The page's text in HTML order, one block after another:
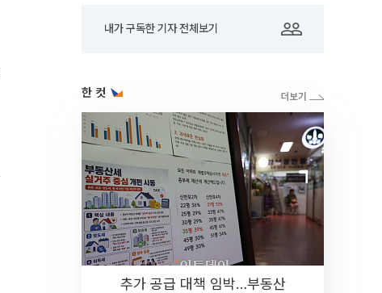
내가 구독한 기자 전체보기
한 컷
추가 공급 대책 임박…부동산